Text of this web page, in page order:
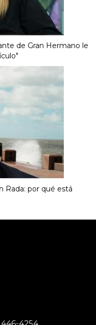
de Gran Hermano le
Rada: por qué está
446-4254